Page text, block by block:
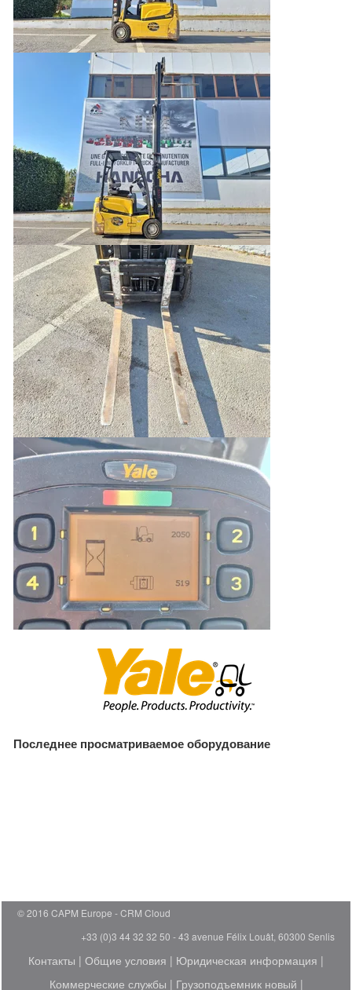
Последнее просматриваемое оборудование
© 2016 CAPM Europe
CRM Cloud
+33 (0)3 44 32 32 50 - 43 avenue Félix Louât, 60300 Senlis
Контакты | Общие условия | Юридическая информация |
Коммерческие службы | Грузоподъемник новый |